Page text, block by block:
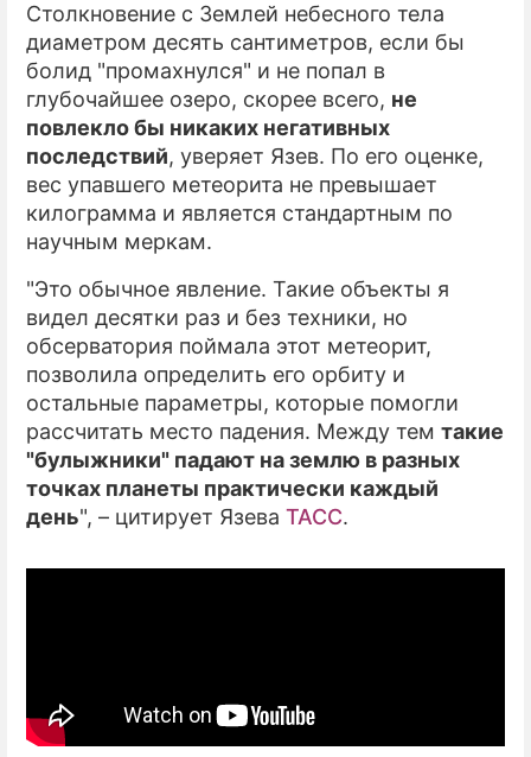
ИГРЫ
ПРЕСС-РЕЛИЗЫ
О ПРОЕКТЕ
Столкновение с Землей небесного тела
диаметром десять сантиметров, если бы
болид "промахнулся" и не попал в
глубочайшее озеро, скорее всего, не
повлекло бы никаких негативных
последствий, уверяет Язев. По его оценке,
вес упавшего метеорита не превышает
килограмма и является стандартным по
научным меркам.
"Это обычное явление. Такие объекты я
видел десятки раз и без техники, но
обсерватория поймала этот метеорит,
позволила определить его орбиту и
остальные параметры, которые помогли
рассчитать место падения. Между тем такие
"булыжники" падают на землю в разных
точках планеты практически каждый
день", – цитирует Язева ТАСС.